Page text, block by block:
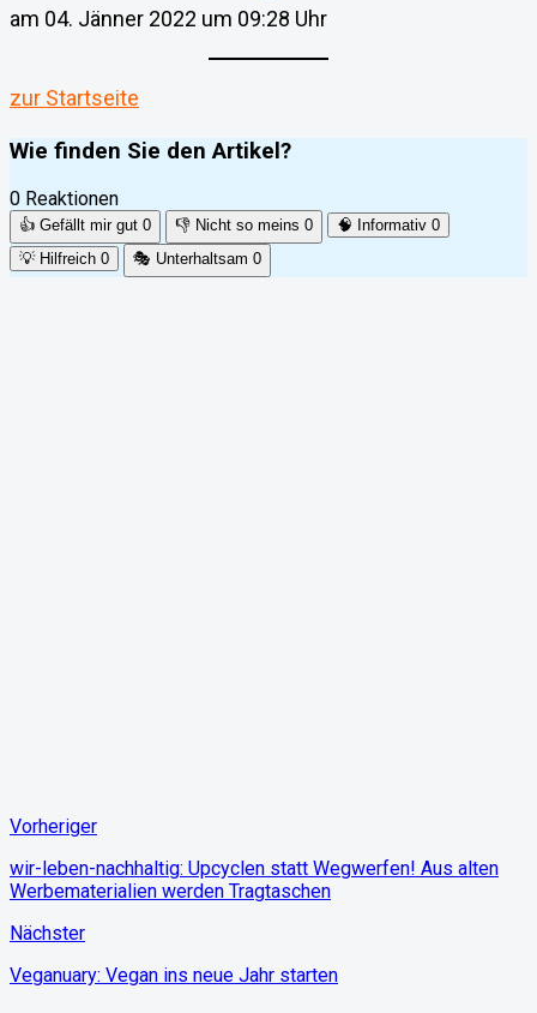
am 04. Jänner 2022 um 09:28 Uhr
zur Startseite
Wie finden Sie den Artikel?
0 Reaktionen
👍 Gefällt mir gut 0 👎 Nicht so meins 0 🧠 Informativ 0
💡 Hilfreich 0 🎭 Unterhaltsam 0
Vorheriger
wir-leben-nachhaltig: Upcyclen statt Wegwerfen! Aus alten
Werbematerialien werden Tragtaschen
Nächster
Veganuary: Vegan ins neue Jahr starten